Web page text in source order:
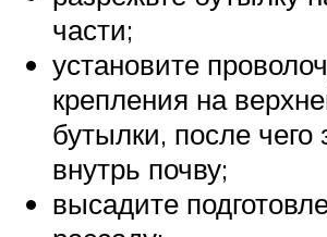
части;
установите
крепления на
бутылки, после чего
внутрь почву;
высадите